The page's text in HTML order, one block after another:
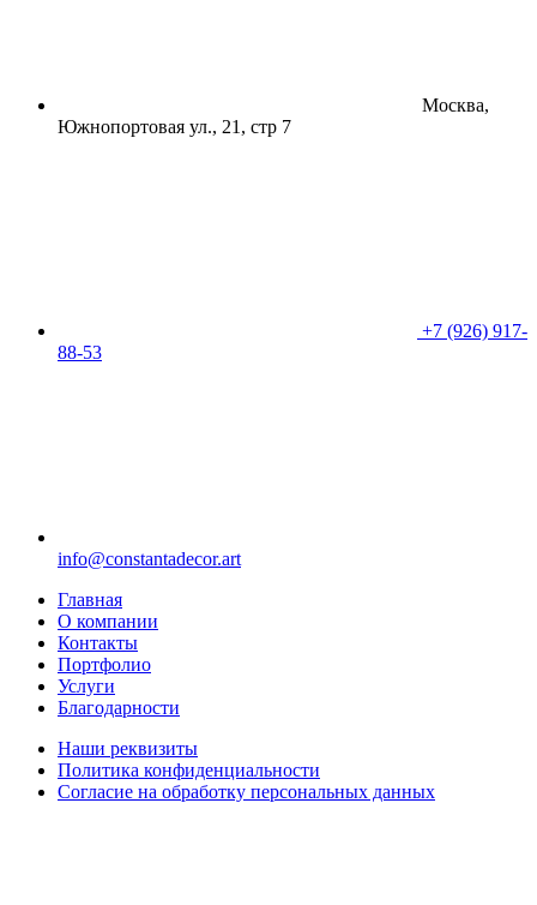
Москва,
Южнопортовая ул., 21, стр 7
+7 (926) 917-
88-53
info@constantadecor.art
Главная
О компании
Контакты
Портфолио
Услуги
Благодарности
Наши реквизиты
Политика конфиденциальности
Согласие на обработку персональных данных